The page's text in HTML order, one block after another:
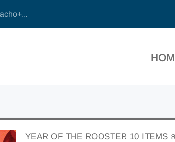
YEAR OF THE ROOSTER 10 ITEMS